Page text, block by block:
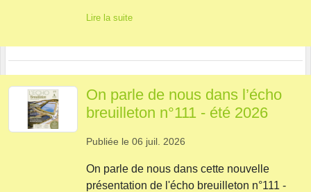
Lire la suite
On parle de nous dans l’écho
breuilleton n°111 - été 2026
Publiée le 06 juil. 2026
On parle de nous dans cette nouvelle
présentation de l'écho breuilleton n°111 -